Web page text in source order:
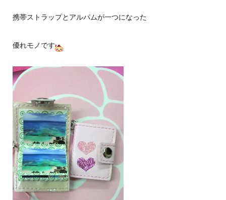
携帯ストラップとアルパムが一つになった
優れモノです